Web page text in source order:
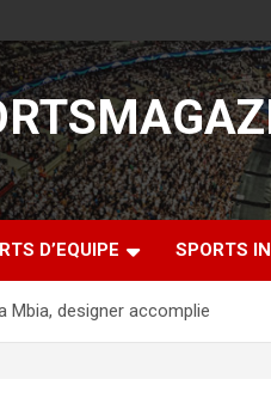
D’EQUIPE SPORTS
Mbia, designer accomplie